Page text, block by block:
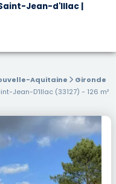
Jean-d'Illac |
Aquitaine
Gironde
Jean-D'Illac (33127) - 126 m²